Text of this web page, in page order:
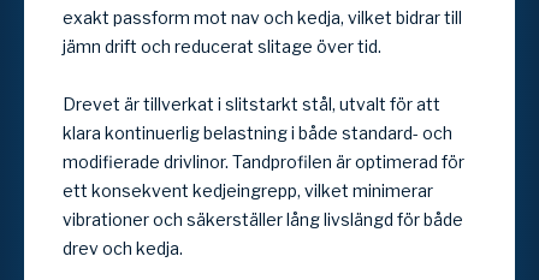
exakt passform mot nav och kedja, vilket bidrar till
jämn drift och reducerat slitage över tid.
Drevet är tillverkat i slitstarkt stål, utvalt för att
klara kontinuerlig belastning i både standard- och
modifierade drivlinor. Tandprofilen är optimerad för
ett konsekvent kedjeingrepp, vilket minimerar
vibrationer och säkerställer lång livslängd för både
drev och kedja.